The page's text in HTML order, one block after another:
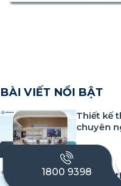
BÀI VIẾT NỔI BẬT
Thiết kế
chuyên
Thiết kế
1800 9398